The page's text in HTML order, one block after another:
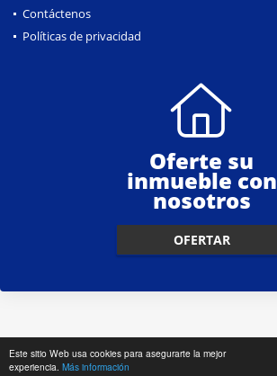
Este sitio Web usa cookies para asegurarte la mejor
experiencia. Más información
Contáctenos
Políticas de privacidad
Oferte su
inmueble con
nosotros
OFERTAR